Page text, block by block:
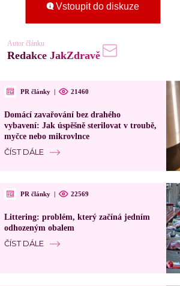
Vstoupit do diskuze
Autor článku
Redakce JakZdravě
PR články | 21460
Domácí zavařování bez drahého
vybavení: Jak úspěšně sterilovat v troubě,
myčce nebo mikrovlnce
ČÍST DÁLE
PR články | 22569
Littering: problém, který začíná jedním
odhozeným obalem
ČÍST DÁLE